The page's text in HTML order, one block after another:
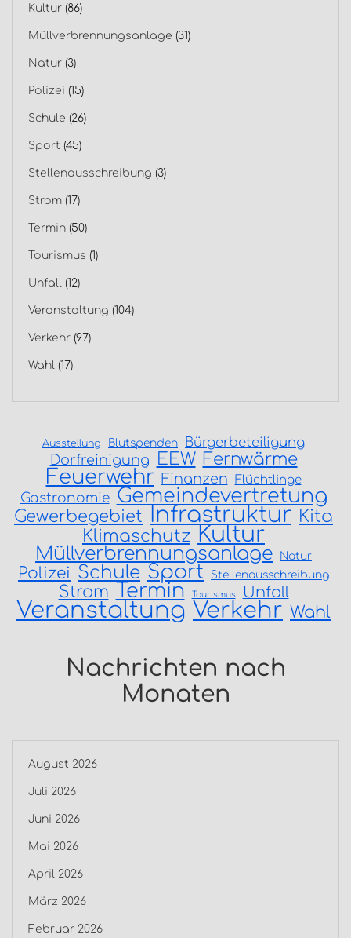
Kultur (86)
Müllverbrennungsanlage (31)
Natur (3)
Polizei (15)
Schule (26)
Sport (45)
Stellenausschreibung (3)
Strom (17)
Termin (50)
Tourismus (1)
Unfall (12)
Veranstaltung (104)
Verkehr (97)
Wahl (17)
Ausstellung Blutspenden Bürgerbeteiligung
Dorfreinigung EEW Fernwärme
Feuerwehr Finanzen Flüchtlinge
Gastronomie Gemeindevertretung
Gewerbegebiet Infrastruktur Kita
Klimaschutz Kultur
Müllverbrennungsanlage Natur
Polizei Schule Sport Stellenausschreibung
Strom Termin Tourismus Unfall
Veranstaltung Verkehr Wahl
Nachrichten nach
Monaten
August 2026
Juli 2026
Juni 2026
Mai 2026
April 2026
März 2026
Februar 2026